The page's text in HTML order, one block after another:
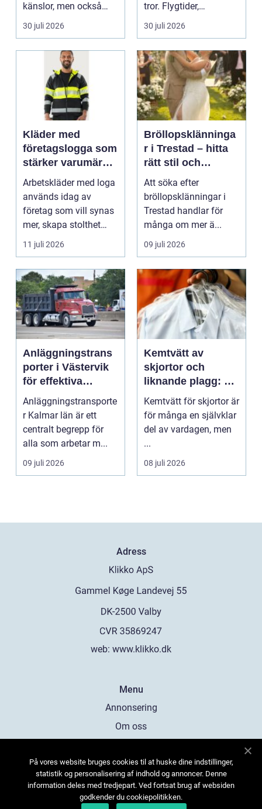
känslor, men också
praktiska beslut. En b...
30 juli 2026
tror. Flygtider,
packning, säker...
30 juli 2026
Kläder med
företagslogga som
stärker varumärket
varje dag
Arbetskläder med loga
används idag av
företag som vill synas
mer, skapa stolthet
inte...
11 juli 2026
Bröllopsklänninga
r i Trestad – hitta
rätt stil och
passform inför den
stora dagen
Att söka efter
bröllopsklänningar i
Trestad handlar för
många om mer ä...
09 juli 2026
Anläggningstrans
porter i Västervik
för effektiva
byggprojekt
Anläggningstransporte
r Kalmar län är ett
centralt begrepp för
alla som arbetar m...
09 juli 2026
Kemtvätt av
skjortor och
liknande plagg: Så
fungerar
professionell
klädvård i
Kemtvätt för skjortor är
för många en självklar
del av vardagen, men
...
08 juli 2026
Adress
web: www.klikko.dk
Menu
Annonsering
Om oss
Kontakta oss
Sitemap
På vores website bruges cookies til at huske dine indstillinger,
statistik og personalisering af indhold og annoncer. Denne
information deles med tredjepart. Ved fortsat brug af websiden
godkender du cookiepolitikken.